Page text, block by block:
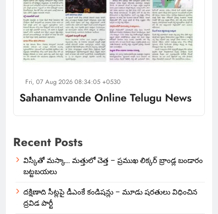
Fri, 07 Aug 2026 08:34:05 +0530
Sahanamvande Online Telugu News
Recent Posts
విస్కీతో మస్కా… మత్తులో చెత్త – ప్రముఖ లిక్కర్ బ్రాండ్ల బండారం
బట్టబయలు
దక్షిణాది సీట్లపై డీఎంకే కండిషన్లు – మూడు షరతులు విధించిన
ద్రవిడ పార్టీ